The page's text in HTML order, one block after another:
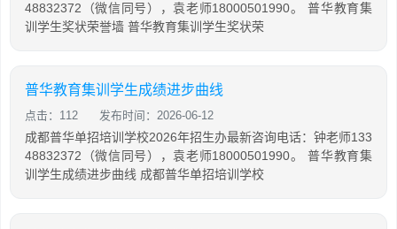
48832372（微信同号），袁老师18000501990。 普华教育集
训学生奖状荣誉墙 普华教育集训学生奖状荣
普华教育集训学生成绩进步曲线
点击：112 发布时间：2026-06-12
成都普华单招培训学校2026年招生办最新咨询电话：钟老师133
48832372（微信同号），袁老师18000501990。 普华教育集
训学生成绩进步曲线 成都普华单招培训学校